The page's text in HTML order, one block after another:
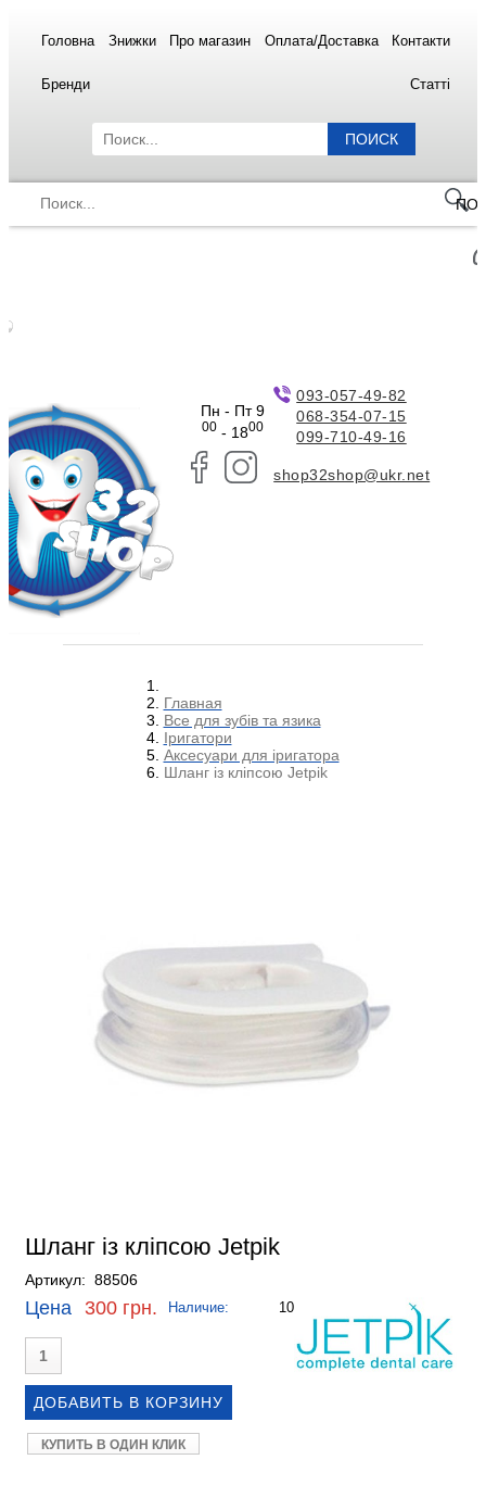
Головна Знижки Про магазин Оплата/Доставка Контакти
Бренди Статті
ПОИСК
Пн - Пт 9
00- 1800
093-057-49-82
068-354-07-15
099-710-49-16
shop32shop@ukr.net
Главная
Все для зубів та язика
Іригатори
Аксесуари для іригатора
Шланг із кліпсою Jetpik
Шланг із кліпсою Jetpik
Артикул: 88506
Цена 300 грн. Наличие: 10
КУПИТЬ В ОДИН КЛИК